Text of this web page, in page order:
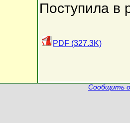
Поступила в
PDF (327.3K)
Сообщить о